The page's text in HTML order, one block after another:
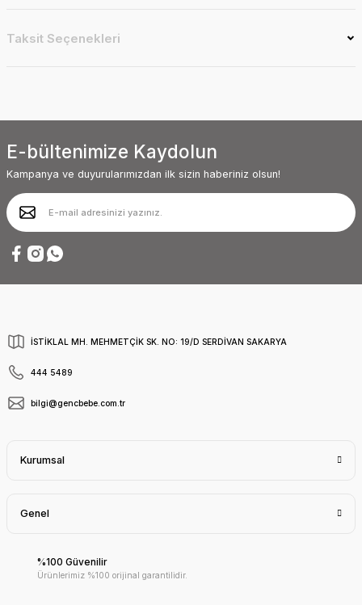
Taksit Seçenekleri
E-bültenimize Kaydolun
Kampanya ve duyurularımızdan ilk sizin haberiniz olsun!
İSTİKLAL MH. MEHMETÇİK SK. NO: 19/D SERDİVAN SAKARYA
444 5489
bilgi@gencbebe.com.tr
Kurumsal
Genel
%100 Güvenilir
Ürünlerimiz %100 orijinal garantilidir.